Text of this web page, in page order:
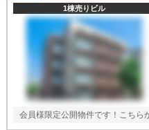
1棟売りビル
会員様限定公開物件です！こちら